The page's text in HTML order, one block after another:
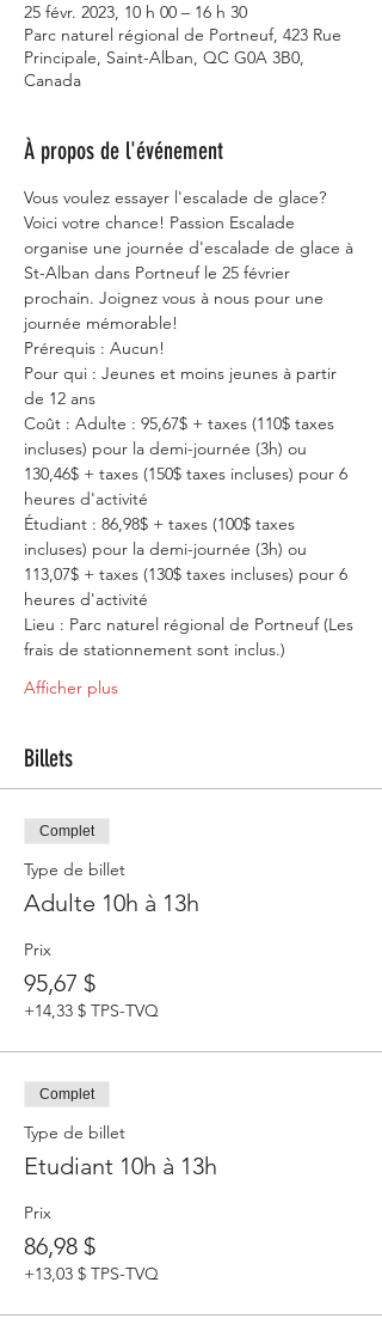
25 févr. 2023, 10 h 00 – 16 h 30
Parc naturel régional de Portneuf, 423 Rue
Principale, Saint-Alban, QC G0A 3B0,
Canada
À propos de l'événement
Vous voulez essayer l'escalade de glace?
Voici votre chance! Passion Escalade
organise une journée d'escalade de glace à
St-Alban dans Portneuf le 25 février
prochain. Joignez vous à nous pour une
journée mémorable!
Prérequis : Aucun!
Pour qui : Jeunes et moins jeunes à partir
de 12 ans
Coût : Adulte : 95,67$ + taxes (110$ taxes
incluses) pour la demi-journée (3h) ou
130,46$ + taxes (150$ taxes incluses) pour 6
heures d'activité
Étudiant : 86,98$ + taxes (100$ taxes
incluses) pour la demi-journée (3h) ou
113,07$ + taxes (130$ taxes incluses) pour 6
heures d'activité
Lieu : Parc naturel régional de Portneuf (Les
frais de stationnement sont inclus.)
Afficher plus
Billets
Complet
Type de billet
Adulte 10h à 13h
Prix
95,67 $
+14,33 $ TPS-TVQ
Complet
Type de billet
Etudiant 10h à 13h
Prix
86,98 $
+13,03 $ TPS-TVQ